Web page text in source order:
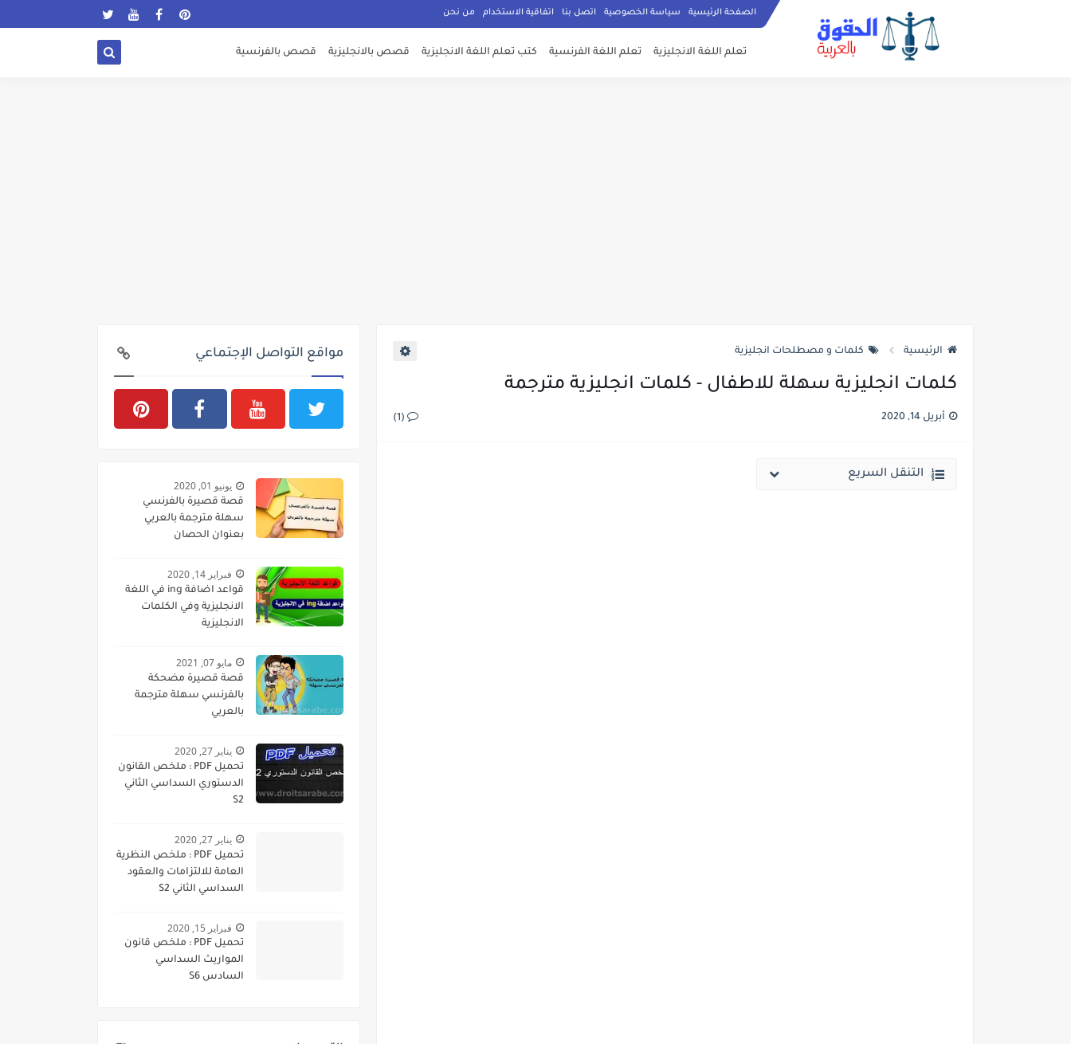
الصفحة الرئيسية سياسة الخصوصية اتصل بنا اتفاقية الاستخدام من نحن
تعلم اللغة الانجليزية تعلم اللغة الفرنسية كتب تعلم اللغة الانجليزية قصص بالانجليزية قصص بالفرنسية
الرئيسية كلمات و مصطلحات انجليزية
كلمات انجليزية سهلة للاطفال - كلمات انجليزية مترجمة
أبريل 14, 2020 (1)
التنقل السريع
مواقع التواصل الإجتماعي
يونيو 01, 2020
قصة قصيرة بالفرنسي
سهلة مترجمة بالعربي
بعنوان الحصان
فبراير 14, 2020
قواعد اضافة ing في اللغة
الانجليزية وفي الكلمات
الانجليزية
مايو 07, 2021
قصة قصيرة مضحكة
بالفرنسي سهلة مترجمة
بالعربي
يناير 27, 2020
تحميل PDF : ملخص القانون
الدستوري السداسي الثاني
S2
يناير 27, 2020
تحميل PDF : ملخص النظرية
العامة للالتزامات والعقود
السداسي الثاني S2
فبراير 15, 2020
تحميل PDF : ملخص قانون
المواريث السداسي
السادس S6